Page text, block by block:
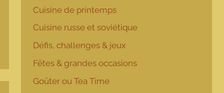
Cuisine de printemps
Cuisine russe et soviétique
Défis, challenges & jeux
Fêtes & grandes occasions
Goûter ou Tea Time